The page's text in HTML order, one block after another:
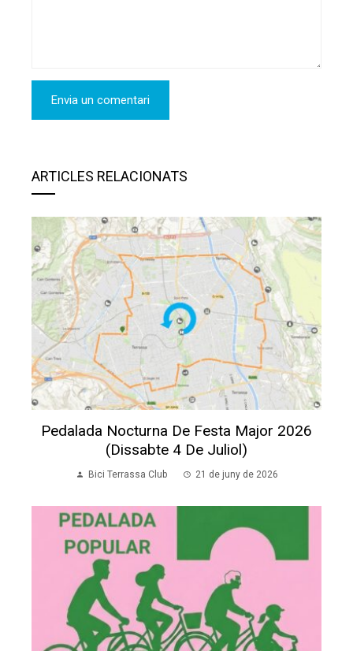
ARTICLES RELACIONATS
Pedalada Nocturna De Festa Major 2026
(dissabte 4 De Juliol)
Bici Terrassa Club 21 de juny de 2026